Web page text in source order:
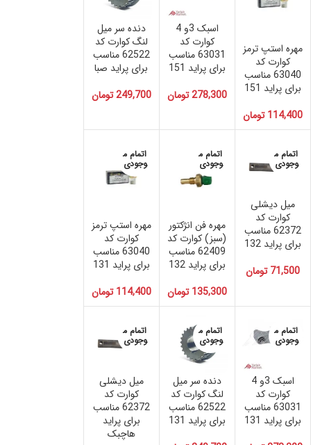
مهره استپ ترمز
کوارت کد
63040 مناسب
برای پراید 151
114,400 تومان
اسبک 3و 4
کوارت کد
63031 مناسب
برای پراید 151
278,300تومان
دنده سر میل
لنگ کوارت کد
62522 مناسب
برای پراید صبا
249,700تومان
اتمام م
وجودی
میل دیشلی
کوارت کد
62372 مناسب
برای پراید 132
71,500 تومان
اتمام م
وجودی
مهره فن انژکتور
(سبز) کوارت کد
62409 مناسب
برای پراید 132
135,300 تومان
اتمام م
وجودی
مهره استپ ترمز
کوارت کد
63040 مناسب
برای پراید 131
114,400 تومان
اتمام م
وجودی
اسبک 3و 4
کوارت کد
63031 مناسب
برای پراید 131
اتمام م
وجودی
دنده سر میل
لنگ کوارت کد
62522 مناسب
برای پراید 131
اتمام م
وجودی
میل دیشلی
کوارت کد
62372 مناسب
برای پراید
هاچبک